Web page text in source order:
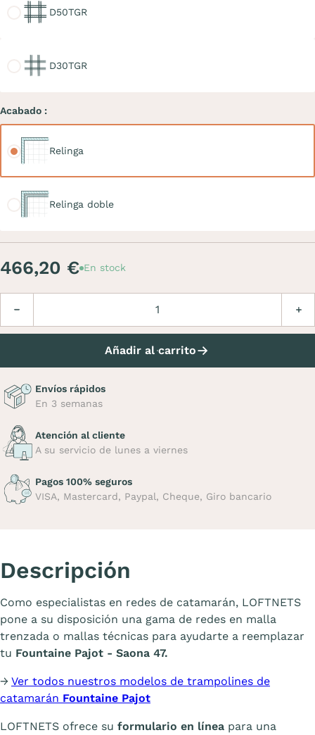
D50TGR
D30TGR
Acabado :
Relinga
Relinga doble
466,20 € En stock
Añadir al carrito
Envíos rápidos
En 3 semanas
Atención al cliente
A su servicio de lunes a viernes
Pagos 100% seguros
VISA, Mastercard, Paypal, Cheque, Giro bancario
Descripción
Como especialistas en redes de catamarán, LOFTNETS
pone a su disposición una gama de redes en malla
trenzada o mallas técnicas para ayudarte a reemplazar
tu Fountaine Pajot - Saona 47.
→ Ver todos nuestros modelos de trampolines de
catamarán Fountaine Pajot
LOFTNETS ofrece su formulario en línea para una